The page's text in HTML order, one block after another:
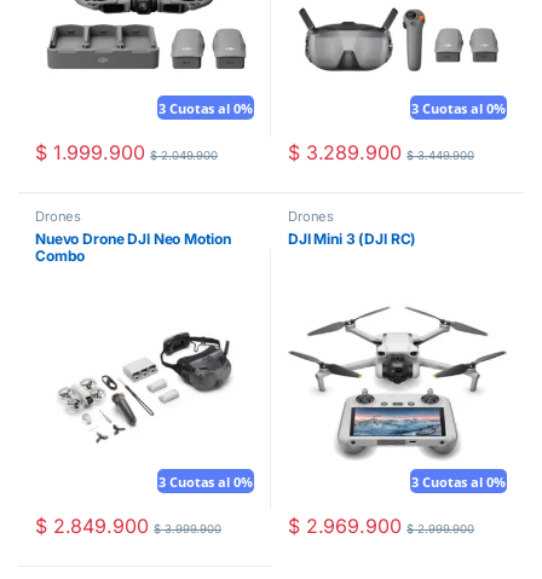
3 Cuotas al 0%
$1.999.900 $2.049.900
3 Cuotas al 0%
$3.289.900 $3.449.900
Drones
Nuevo Drone DJI Neo Motion
Combo
3 Cuotas al 0%
$2.849.900 $3.999.900
Drones
DJI Mini 3 (DJI RC)
3 Cuotas al 0%
$2.969.900 $2.999.900